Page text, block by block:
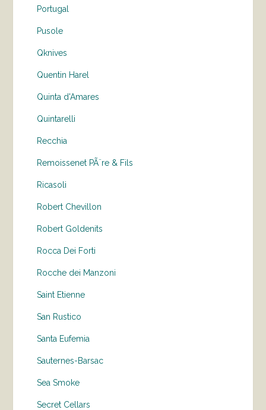
Portugal
Pusole
Qknives
Quentin Harel
Quinta d'Amares
Quintarelli
Recchia
Remoissenet PÃ¨re & Fils
Ricasoli
Robert Chevillon
Robert Goldenits
Rocca Dei Forti
Rocche dei Manzoni
Saint Etienne
San Rustico
Santa Eufemia
Sauternes-Barsac
Sea Smoke
Secret Cellars